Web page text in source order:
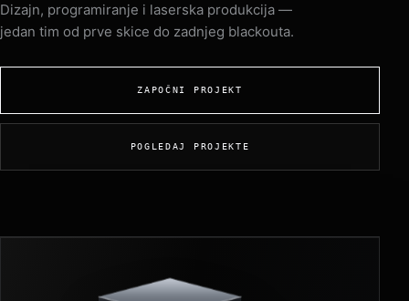
Dizajn, programiranje i laserska produkcija —
jedan tim od prve skice do zadnjeg blackouta.
ZAPOČNI PROJEKT
POGLEDAJ PROJEKTE